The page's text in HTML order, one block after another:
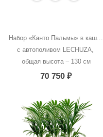
Набор «Канто Пальмы» в кашпо
с автополивом LECHUZA,
общая высота – 130 см
70 750₽